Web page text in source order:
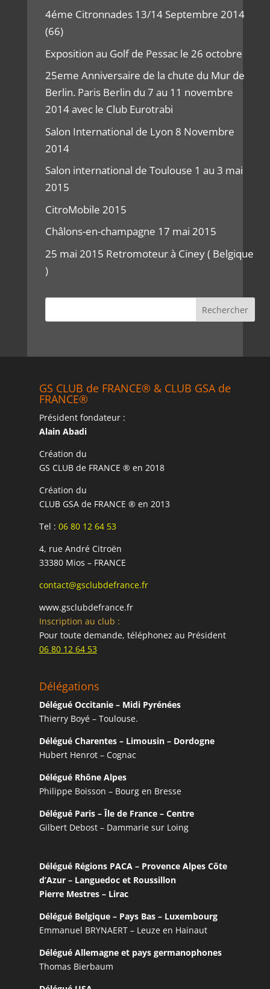
4éme Citronnades 13/14 Septembre 2014
(66)
Exposition au Golf de Pessac le 26 octobre
25eme Anniversaire de la chute du Mur de
Berlin. Paris Berlin du 7 au 11 novembre
2014 avec le Club Eurotrabi
Salon International de Lyon 8 Novembre
2014
Salon international de Toulouse 1 au 3 mai
2015
CitroMobile 2015
Châlons-en-champagne 17 mai 2015
25 mai 2015 Retromoteur à Ciney ( Belgique
)
GS CLUB de FRANCE® & CLUB GSA de
FRANCE®
Président fondateur :
Alain Abadi
Création du
GS CLUB de FRANCE ® en 2018
Création du
CLUB GSA de FRANCE ® en 2013
Tel : 06 80 12 64 53
4, rue André Citroën
33380 Mios – FRANCE
contact@gsclubdefrance.fr
www.gsclubdefrance.fr
Inscription au club :
Pour toute demande, téléphonez au Président
06 80 12 64 53
Délégations
Délégué Occitanie – Midi Pyrénées
Thierry Boyé – Toulouse.
Délégué Charentes – Limousin – Dordogne
Hubert Henrot – Cognac
Délégué Rhône Alpes
Philippe Boisson – Bourg en Bresse
Délégué Paris – Île de France – Centre
Gilbert Debost – Dammarie sur Loing
Délégué Régions PACA – Provence Alpes Côte
d’Azur – Languedoc et Roussillon
Pierre Mestres – Lirac
Délégué Belgique – Pays Bas – Luxembourg
Emmanuel BRYNAERT – Leuze en Hainaut
Délégué Allemagne et pays germanophones
Thomas Bierbaum